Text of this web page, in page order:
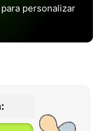
personalizar